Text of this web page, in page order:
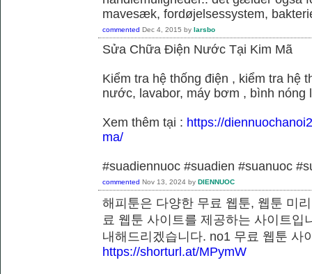
mavesæk, fordøjelsessystem,
commented Dec 4, 2015 by larsbo
Sửa Chữa Điện Nước Tại Kim Mã
Kiểm tra hệ thống điện , kiểm tra hệ
nước, lavabor, máy bơm , bình nóng
Xem thêm tại : https://
ma/
#suadiennuoc #suadien #suanuoc
commented Nov 13, 2024 by DIENNUOC
해피툰은 다양한 무료 웹툰, 웹툰 미
료 웹툰 사이트를 제공하는 사이트
내해드리겠습니다. no1 무료 웹
https://shorturl.at/MPymW